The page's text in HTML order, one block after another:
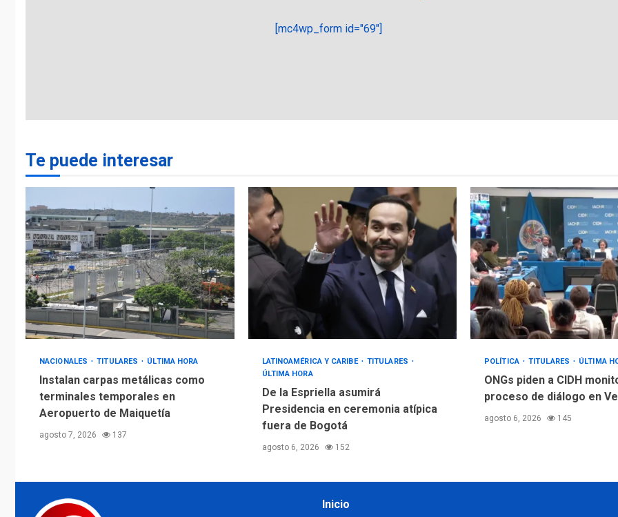
[mc4wp_form id="69"]
Te puede interesar
NACIONALES TITULARES ÚLTIMA HORA
Instalan carpas metálicas como
terminales temporales en
Aeropuerto de Maiquetía
agosto 7, 2026 137
LATINOAMÉRICA Y CARIBE
TITULARES
ÚLTIMA HORA
De la Espriella asumirá
Presidencia en ceremonia atípica
fuera de Bogotá
agosto 6, 2026 152
POLÍTICA TITULARES ÚLTIMA
ONGs piden a CIDH
proceso de diálogo en
agosto 6, 2026 145
Inicio